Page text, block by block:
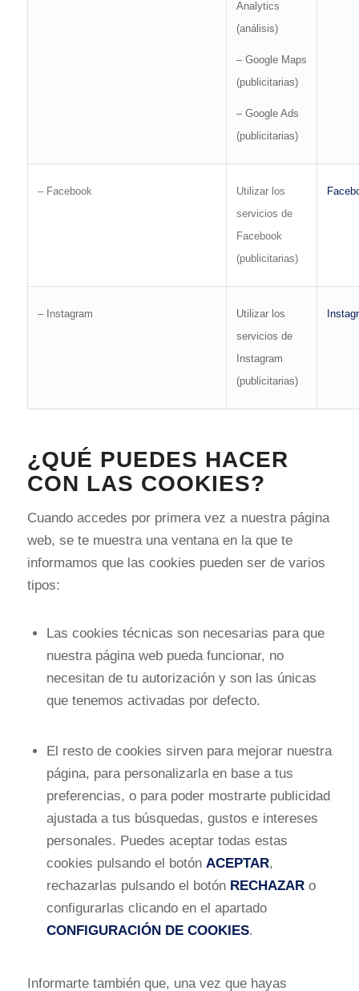
Analytics
(análisis)
– Google Maps
(publicitarias)
– Google Ads
(publicitarias)
– Facebook
Utilizar los
servicios de
Facebook
(publicitarias)
– Instagram
Utilizar los
servicios de
Instagram
(publicitarias)
¿QUÉ PUEDES HACER
CON LAS COOKIES?
Cuando accedes por primera vez a nuestra página
web, se te muestra una ventana en la que te
informamos que las cookies pueden ser de varios
tipos:
Las cookies técnicas son necesarias para que
nuestra página web pueda funcionar, no
necesitan de tu autorización y son las únicas
que tenemos activadas por defecto.
El resto de cookies sirven para mejorar nuestra
página, para personalizarla en base a tus
preferencias, o para poder mostrarte publicidad
ajustada a tus búsquedas, gustos e intereses
personales. Puedes aceptar todas estas
cookies pulsando el botón ACEPTAR,
rechazarlas pulsando el botón RECHAZARo
configurarlas clicando en el apartado
CONFIGURACIÓN DE COOKIES.
Informarte también que, una vez que hayas